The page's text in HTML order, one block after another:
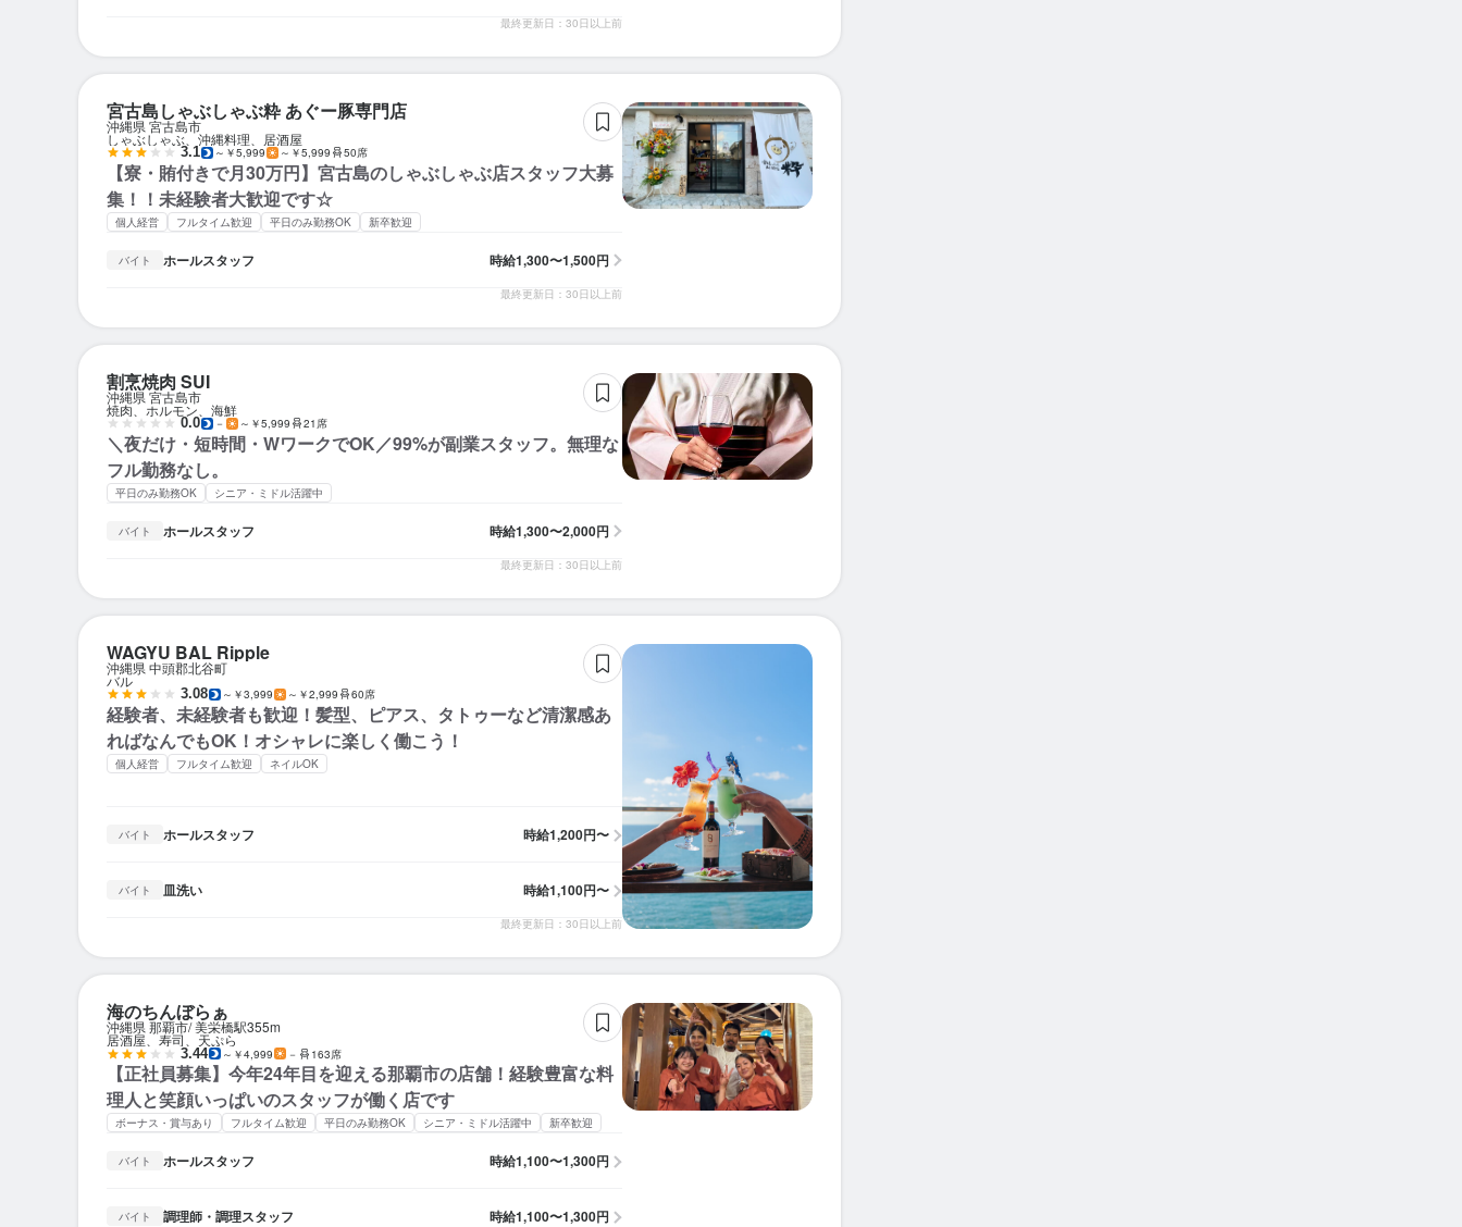
最終更新日：30日以上前
宮古島しゃぶしゃぶ粋 あぐー豚専門店
沖縄県 宮古島市
しゃぶしゃぶ、沖縄料理、居酒屋
3.1 ～￥5,999 ～￥5,999 50席
【寮・賄付きで月30万円】宮古島のしゃぶしゃぶ店スタッフ大募
集！！未経験者大歓迎です☆
個人経営 フルタイム歓迎 平日のみ勤務OK 新卒歓迎
バイト ホールスタッフ 時給1,300〜1,500円
最終更新日：30日以上前
割烹焼肉 SUI
沖縄県 宮古島市
焼肉、ホルモン、海鮮
0.0 － ～￥5,999 21席
＼夜だけ・短時間・WワークでOK／99%が副業スタッフ。無理な
フル勤務なし。
平日のみ勤務OK シニア・ミドル活躍中
バイト ホールスタッフ 時給1,300〜2,000円
最終更新日：30日以上前
WAGYU BAL Ripple
沖縄県 中頭郡北谷町
バル
3.08 ～￥3,999 ～￥2,999 60席
経験者、未経験者も歓迎！髪型、ピアス、タトゥーなど清潔感あ
ればなんでもOK！オシャレに楽しく働こう！
個人経営 フルタイム歓迎 ネイルOK
バイト ホールスタッフ 時給1,200円〜
バイト 皿洗い 時給1,100円〜
最終更新日：30日以上前
海のちんぼらぁ
沖縄県 那覇市 美栄橋駅355m
居酒屋、寿司、天ぷら
3.44 ～￥4,999 － 163席
【正社員募集】今年24年目を迎える那覇市の店舗！経験豊富な料
理人と笑顔いっぱいのスタッフが働く店です
ボーナス・賞与あり フルタイム歓迎 平日のみ勤務OK シニア・ミドル活躍中 新卒歓迎
バイト ホールスタッフ 時給1,100〜1,300円
バイト 調理師・調理スタッフ 時給1,100〜1,300円